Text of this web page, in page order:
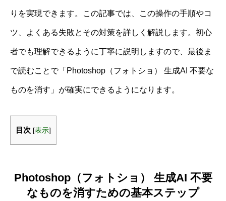
りを実現できます。この記事では、この操作の手順やコ
ツ、よくある失敗とその対策を詳しく解説します。初心
者でも理解できるように丁寧に説明しますので、最後ま
で読むことで「Photoshop（フォトショ） 生成AI 不要な
ものを消す」が確実にできるようになります。
目次 [表示]
Photoshop（フォトショ） 生成AI 不要
なものを消すための基本ステップ